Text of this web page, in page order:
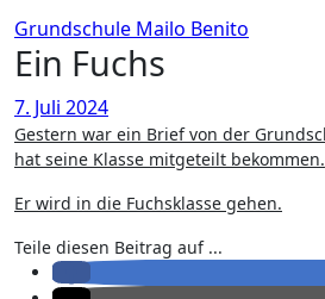
Grundschule Mailo Benito
Ein Fuchs
7. Juli 2024
Gestern war ein Brief von der Grundschule in der Post, Mailo
hat seine Klasse mitgeteilt bekommen.
Er wird in die Fuchsklasse gehen.
Teile diesen Beitrag auf ...